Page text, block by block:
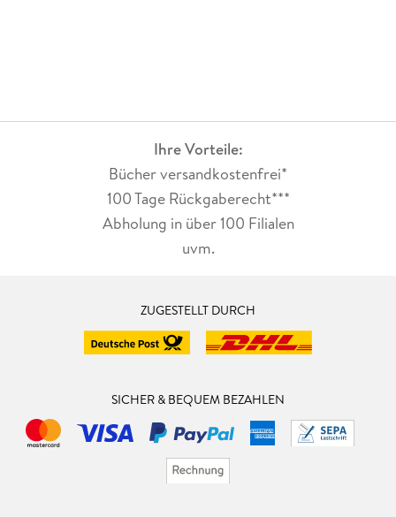
Ihre Vorteile:
Bücher versandkostenfrei*
100 Tage Rückgaberecht***
Abholung in über 100 Filialen
uvm.
ZUGESTELLT DURCH
SICHER & BEQUEM BEZAHLEN